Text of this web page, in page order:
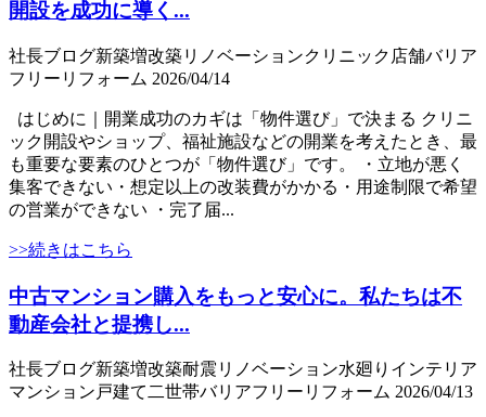
開設を成功に導く...
社長ブログ新築増改築リノベーションクリニック 店舗バリア
フリー リフォーム 2026/04/14
はじめに｜開業成功のカギは「物件選び」で決まる クリニ
ック開設やショップ、福祉施設などの開業を考えたとき、最
も重要な要素のひとつが「物件選び」です。 ・立地が悪く
集客できない・想定以上の改装費がかかる・用途制限で希望
の営業ができない ・完了届...
>>続きはこちら
中古マンション購入をもっと安心に。私たちは不
動産会社と提携し...
社長ブログ新築増改築耐震 リノベーション水廻り インテリア
マンション 戸建て 二世帯バリアフリー リフォーム 2026/04/13